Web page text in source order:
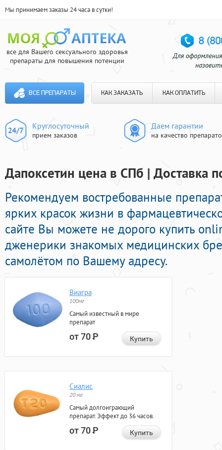
Мы принимаем заказы 24 часа в сутки!
все для Вашего сексуального здоровья
препараты для повышения потенции
ВСЕ ПРЕПАРАТЫ КАК ЗАКАЗАТЬ КАК ОПЛАТИТЬ
Круглосуточный
прием заказов
Даем гарантии
на качество
Дапоксетин цена в СПб | Доставка
Рекомендуем востребованные
ярких красок жизни в
сайте Вы можете не дорого купить
дженерики знакомых медицинских
самолётом по Вашему адресу.
Виагра
100мг
Самый известный в мире
препарат
от 70Р Купить
Сиалис
20 мг
Самый долгоиграющий
препарат. Эффект до 36 часов.
от 70Р Купить